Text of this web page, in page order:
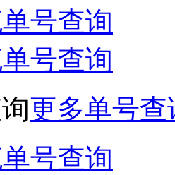
号查询
号查询
更多单号查
号查询